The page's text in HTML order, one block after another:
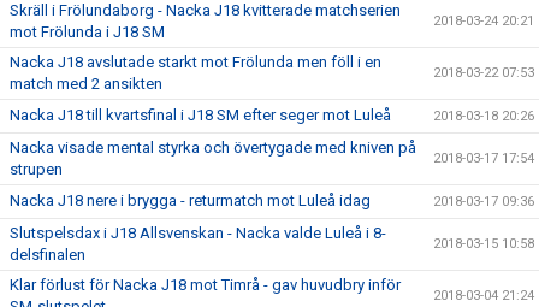
Skräll i Frölundaborg - Nacka J18 kvitterade matchserien
mot Frölunda i J18 SM
2018-03-24 20:21
Nacka J18 avslutade starkt mot Frölunda men föll i en
match med 2 ansikten
2018-03-22 07:53
Nacka J18 till kvartsfinal i J18 SM efter seger mot Luleå 2018-03-18 20:26
Nacka visade mental styrka och övertygade med kniven på
strupen
2018-03-17 17:54
Nacka J18 nere i brygga - returmatch mot Luleå idag 2018-03-17 09:36
Slutspelsdax i J18 Allsvenskan - Nacka valde Luleå i 8-
delsfinalen
2018-03-15 10:58
Klar förlust för Nacka J18 mot Timrå - gav huvudbry inför
2018-03-04 21:24